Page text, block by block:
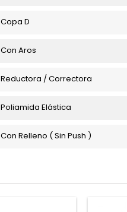
Copa D
Con Aros
Reductora / Correctora
Poliamida Elástica
Con Relleno ( Sin Push )